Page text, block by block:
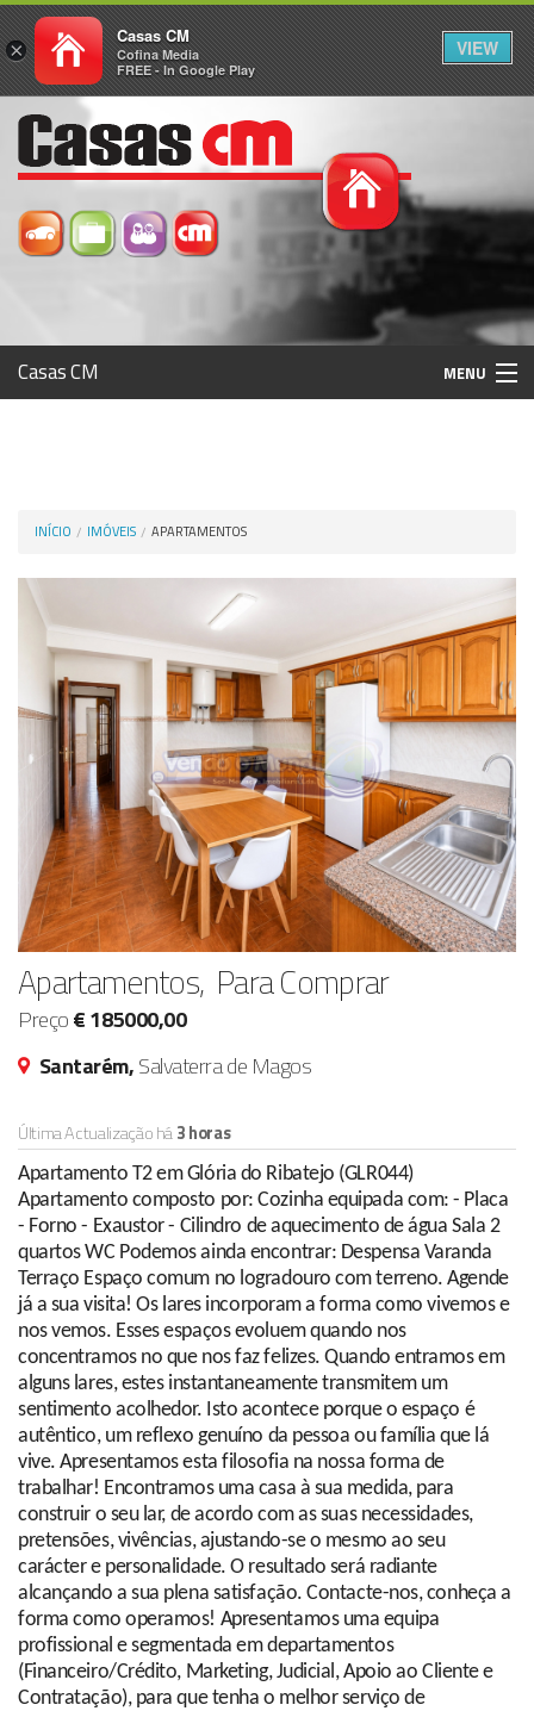
Casas CM MENU
INÍCIO IMÓVEIS APARTAMENTOS
Apartamentos, Para Comprar
Preço€ 185000,00
Santarém,Salvaterra de Magos
Última Actualização há3 horas
Apartamento T2 em Glória do Ribatejo (GLR044)
Apartamento composto por: Cozinha equipada com: - Placa
- Forno - Exaustor - Cilindro de aquecimento de água Sala 2
quartos WC Podemos ainda encontrar: Despensa Varanda
Terraço Espaço comum no logradouro com terreno. Agende
já a sua visita! Os lares incorporam a forma como vivemos e
nos vemos. Esses espaços evoluem quando nos
concentramos no que nos faz felizes. Quando entramos em
alguns lares, estes instantaneamente transmitem um
sentimento acolhedor. Isto acontece porque o espaço é
autêntico, um reflexo genuíno da pessoa ou família que lá
vive. Apresentamos esta filosofia na nossa forma de
trabalhar! Encontramos uma casa à sua medida, para
construir o seu lar, de acordo com as suas necessidades,
pretensões, vivências, ajustando-se o mesmo ao seu
carácter e personalidade. O resultado será radiante
alcançando a sua plena satisfação. Contacte-nos, conheça a
forma como operamos! Apresentamos uma equipa
profissional e segmentada em departamentos
(Financeiro/Crédito, Marketing, Judicial, Apoio ao Cliente e
Contratação), para que tenha o melhor serviço de
×
Casas CM
Cofina Media
FREE - In Google Play
VIEW